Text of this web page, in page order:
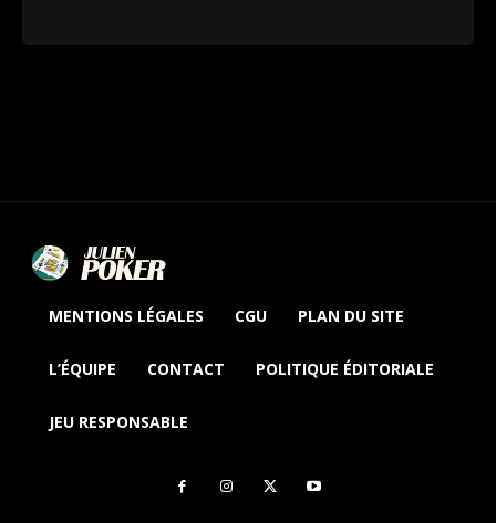
MENTIONS LÉGALES CGU PLAN DU SITE
L’ÉQUIPE CONTACT POLITIQUE ÉDITORIALE
JEU RESPONSABLE